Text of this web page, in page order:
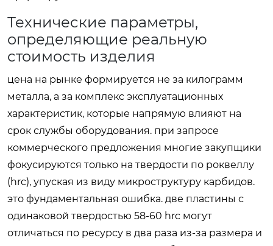
Технические параметры,
определяющие реальную
стоимость изделия
цена на рынке формируется не за килограмм
металла, а за комплекс эксплуатационных
характеристик, которые напрямую влияют на
срок службы оборудования. при запросе
коммерческого предложения многие закупщики
фокусируются только на твердости по роквеллу
(hrc), упуская из виду микроструктуру карбидов.
это фундаментальная ошибка. две пластины с
одинаковой твердостью 58-60 hrc могут
отличаться по ресурсу в два раза из-за размера и